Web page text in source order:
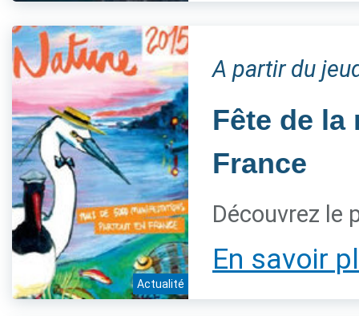
Actualité
A partir du
Fête de la
France
Découvrez le
En savoir